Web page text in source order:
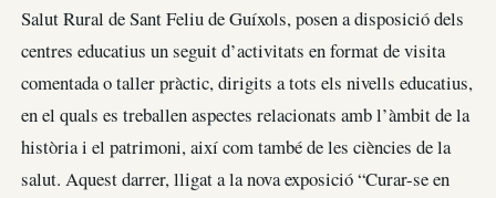
Salut Rural de Sant Feliu de Guíxols, posen a disposició dels
centres educatius un seguit d’activitats en format de visita
comentada o taller pràctic, dirigits a tots els nivells educatius,
en el quals es treballen aspectes relacionats amb l’àmbit de la
història i el patrimoni, així com també de les ciències de la
salut. Aquest darrer, lligat a la nova exposició “Curar-se en